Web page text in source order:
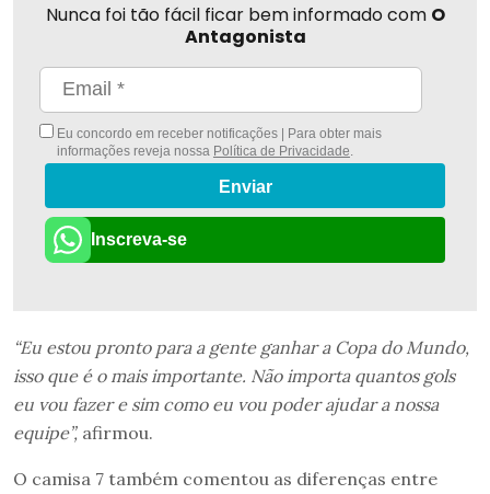
Nunca foi tão fácil ficar bem informado com O
Antagonista
Eu concordo em receber notificações | Para obter mais
informações reveja nossa Política de Privacidade
Enviar
Inscreva-se
“Eu estou pronto para a gente ganhar a Copa do Mundo,
isso que é o mais importante. Não importa quantos gols
eu vou fazer e sim como eu vou poder ajudar a nossa
equipe”, afirmou.
O camisa 7 também comentou as diferenças entre